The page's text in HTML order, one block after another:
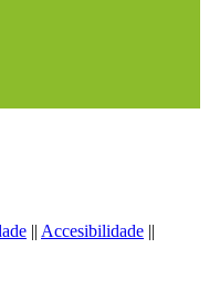
|| Accesibilidade ||